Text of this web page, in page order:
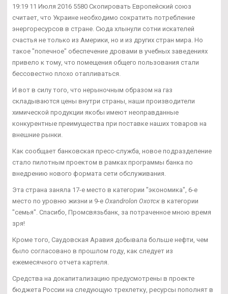
19:19 11 Июля 2016 5580 Скопировать Европейский союз
считает, что Украине необходимо сократить потребление
энергоресурсов в стране. Сюда хлынули сотни искателей
счастья не только из Америки, но и из других стран мира. Но
такое "попечное" обеспечение дровами в учебных заведениях
привело к тому, что помещения общего пользования стали
бессовестно плохо отапливаться.
И вот в силу того, что нерыночным образом на газ
складываются цены внутри страны, наши производители
химической продукции якобы имеют неоправданные
конкурентные преимущества при поставке наших товаров на
внешние рынки.
Как сообщает банковская пресс-служба, новое подразделение
стало пилотным проектом в рамках программы банка по
внедрению нового формата сети обслуживания.
Эта страна заняла 17-е место в категории "экономика", 6-е
место по уровню жизни и 9-е Oxandrolon Охотск в категории
"семья". Спасибо, Промсвязьбанк, за потраченное мною время
зря!
Кроме того, Саудовская Аравия добывала больше нефти, чем
было согласовано в прошлом году, как следует из
ежемесячного отчета картеля.
Средства на докапитализацию предусмотрены в проекте
бюджета России на следующую трехлетку, ресурсы пополнят в